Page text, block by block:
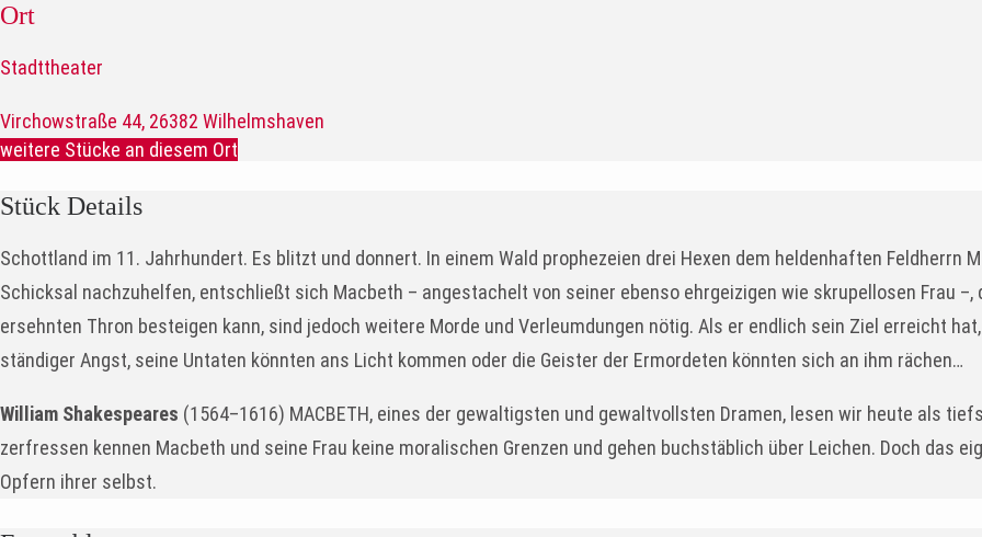
Ort
Stadttheater
Virchowstraße 44, 26382 Wilhelmshaven
weitere Stücke an diesem Ort
Stück Details
Schottland im 11. Jahrhundert. Es blitzt und donnert. In einem Wald prophezeien drei Hexen dem heldenhaften Feldherrn
Schicksal nachzuhelfen, entschließt sich Macbeth – angestachelt von seiner ebenso ehrgeizigen wie skrupellosen Frau –,
ersehnten Thron besteigen kann, sind jedoch weitere Morde und Verleumdungen nötig. Als er endlich sein Ziel erreicht
ständiger Angst, seine Untaten könnten ans Licht kommen oder die Geister der Ermordeten könnten sich an ihm rächen…
William Shakespeares (1564–1616) MACBETH, eines der gewaltigsten und gewaltvollsten Dramen, lesen wir heute als
zerfressen kennen Macbeth und seine Frau keine moralischen Grenzen und gehen buchstäblich über Leichen. Doch das
Opfern ihrer selbst.